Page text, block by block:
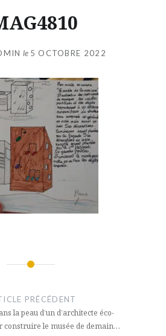
le 5 OCTOBRE 2022
PRÉCÉDENT
la peau d’un d’architecte éco-
construire le musée de demain…